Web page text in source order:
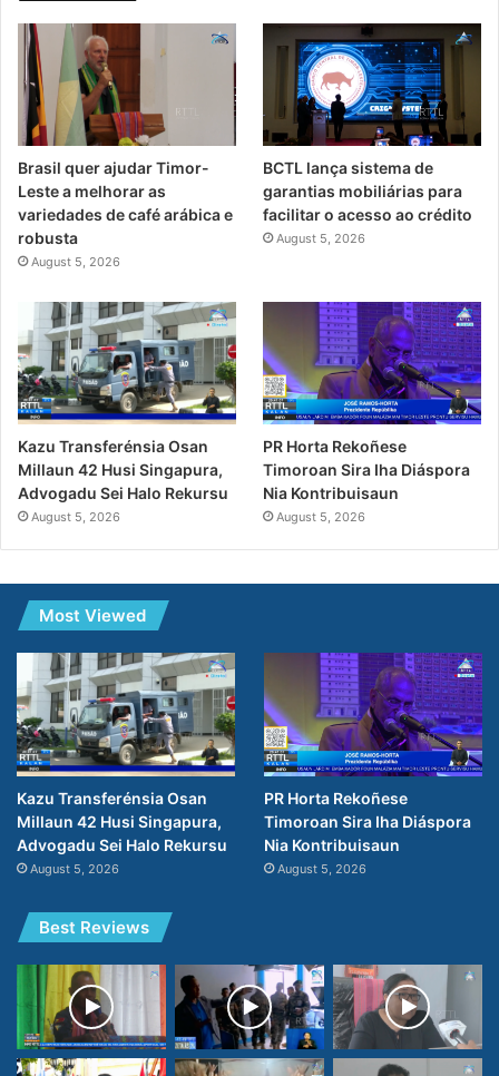
Brasil quer ajudar Timor-
Leste a melhorar as
variedades de café arábica e
robusta
August 5, 2026
BCTL lança sistema de
garantias mobiliárias para
facilitar o acesso ao crédito
August 5, 2026
Kazu Transferénsia Osan
Millaun 42 Husi Singapura,
Advogadu Sei Halo Rekursu
August 5, 2026
PR Horta Rekoñese
Timoroan Sira Iha Diáspora
Nia Kontribuisaun
August 5, 2026
Most Viewed
Kazu Transferénsia Osan
Millaun 42 Husi Singapura,
Advogadu Sei Halo Rekursu
August 5, 2026
PR Horta Rekoñese
Timoroan Sira Iha Diáspora
Nia Kontribuisaun
August 5, 2026
Best Reviews